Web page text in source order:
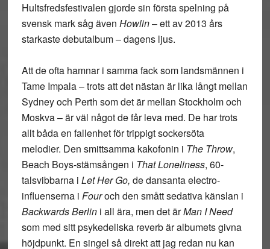
Hultsfredsfestivalen gjorde sin första spelning på
svensk mark såg även Howlin– ett av 2013 års
starkaste debutalbum – dagens ljus.
Att de ofta hamnar i samma fack som landsmännen i
Tame Impala – trots att det nästan är lika långt mellan
Sydney och Perth som det är mellan Stockholm och
Moskva – är väl något de får leva med. De har trots
allt båda en fallenhet för trippigt sockersöta
melodier. Den smittsamma kakofonin i The Throw,
Beach Boys-stämsången i That Loneliness, 60-
talsvibbarna i Let Her Go, de dansanta electro-
influenserna i Fouroch den smått sedativa känslan i
Backwards Berlini all ära, men det ärMan I Need
som med sitt psykedeliska reverb är albumets givna
höjdpunkt. En singel så direkt att jag redan nu kan